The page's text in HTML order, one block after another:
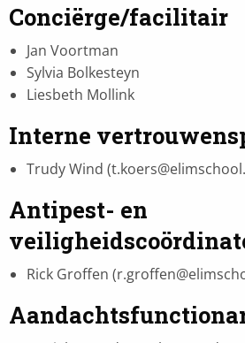
Conciërge/facilitair
Jan Voortman
Sylvia Bolkesteyn
Liesbeth Mollink
Interne
Trudy Wind
Antipest- en
Rick Groffen